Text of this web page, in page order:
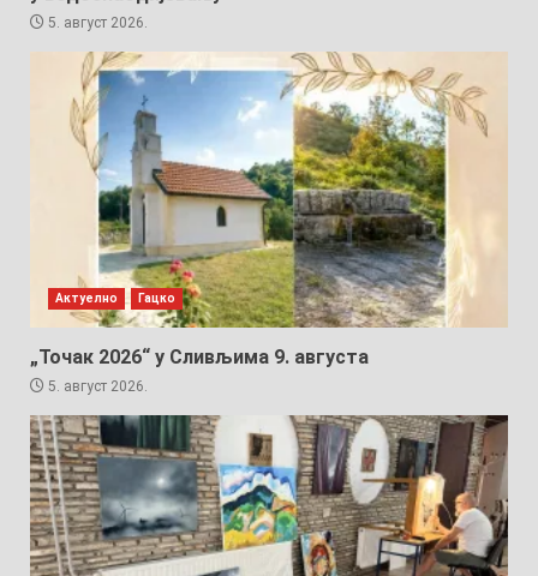
5. август 2026.
Актуелно Гацко
„Точак 2026“ у Сливљима 9. августа
5. август 2026.